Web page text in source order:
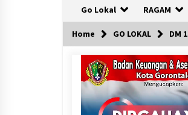
Go Lokal RAGAM
Home GO LOKAL DM 1